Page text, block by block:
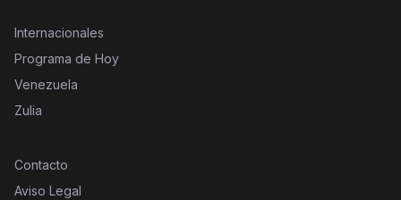
Internacionales
Programa de Hoy
Venezuela
Zulia
Contacto
Aviso Legal